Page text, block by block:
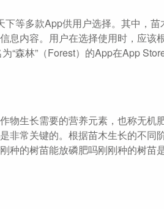
等多款App供用户选择。其中，
息内容。用户在选择使用时，应该
“森林”（Forest）的App在App
物生长需要的营养元素，也称无机
非常关键的。根据苗木生长的不同
种的树苗能放磷肥吗刚刚种的树苗